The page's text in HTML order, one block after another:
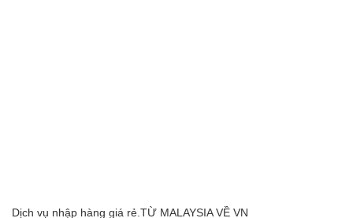
Dịch vụ nhập hàng giá rẻ.TỪ MALAYSIA VỀ VN